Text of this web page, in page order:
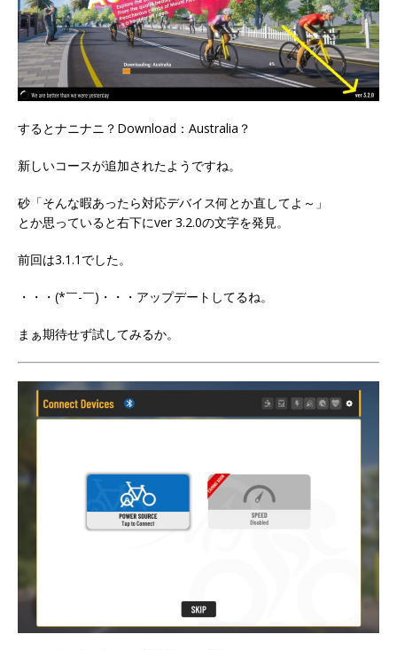
するとナニナニ？Download：Australia？
新しいコースが追加されたようですね。
砂「そんな暇あったら対応デバイス何とか直してよ～」
とか思っていると右下にver 3.2.0の文字を発見。
前回は3.1.1でした。
・・・(*￣-￣)・・・アップデートしてるね。
まぁ期待せず試してみるか。